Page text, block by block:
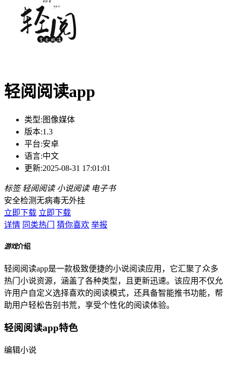
轻阅阅读app
类型: 图像媒体
版本:1.3
平台:安卓
语言:中文
更新:2025-08-31 17:01:01
标签 轻阅阅读 小说阅读 电子书
安全检测无病毒无外挂
立即下载 立即下载
详情 同类热门 猜你喜欢 举报
游戏介绍
轻阅阅读app是一款极致便捷的小说阅读应用，它汇聚了众多
热门小说资源，涵盖了各种类型，且更新迅速。该应用不仅允
许用户自定义选择喜欢的阅读模式，还具备智能推书功能，帮
助用户轻松告别书荒，享受个性化的阅读体验。
轻阅阅读app特色
编辑小说